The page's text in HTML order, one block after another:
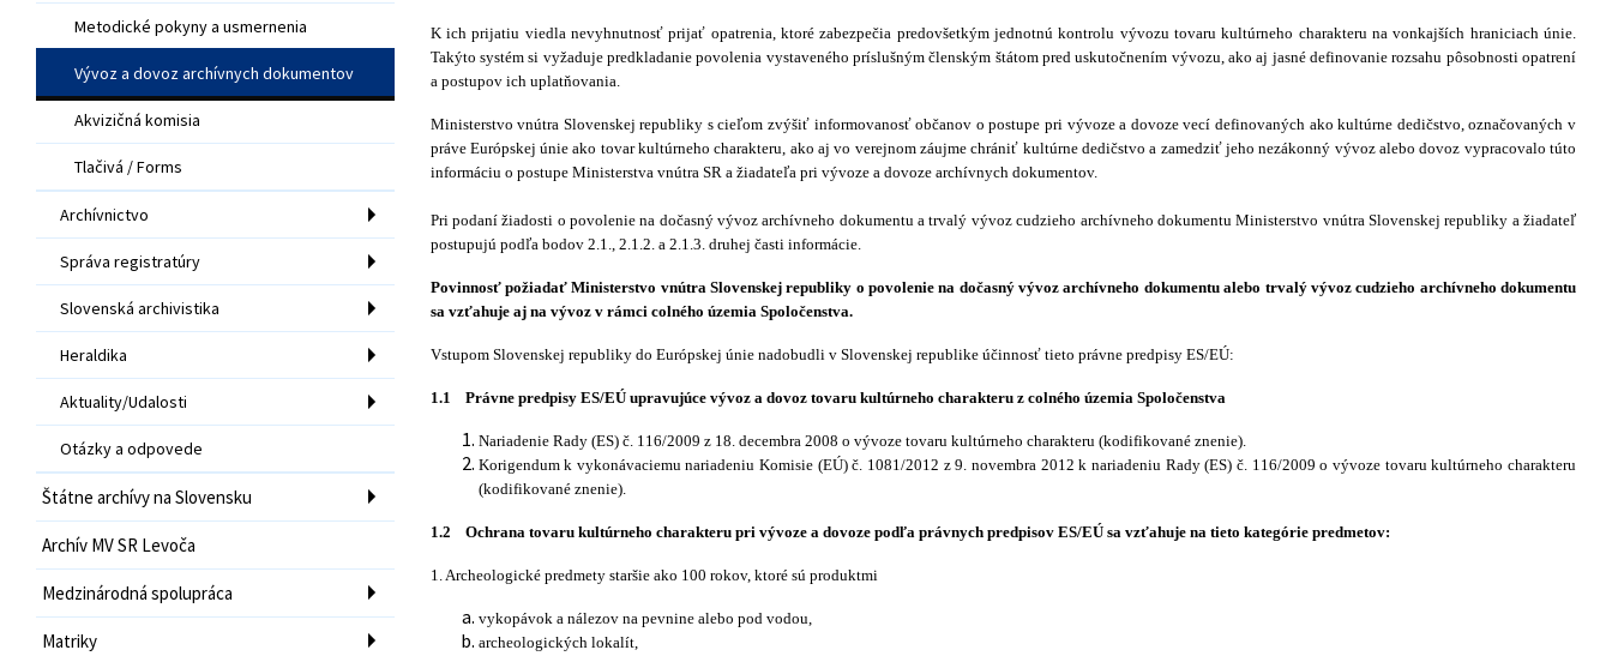
Metodické pokyny a usmernenia
Vývoz a dovoz archívnych dokumentov
Akvizičná komisia
Tlačivá / Forms
Archívnictvo
Správa registratúry
Slovenská archivistika
Heraldika
Aktuality/Udalosti
Otázky a odpovede
Štátne archívy na Slovensku
Archív MV SR Levoča
Medzinárodná spolupráca
Matriky
K ich prijatiu viedla nevyhnutnosť prijať opatrenia, ktoré zabezpečia predovšetkým jednotnú kontrolu vývozu tovaru kultúrneho charakteru na vonkajších hraniciach únie.
Takýto systém si vyžaduje predkladanie povolenia vystaveného príslušným členským štátom pred uskutočnením vývozu, ako aj jasné definovanie rozsahu pôsobnosti opatrení
a postupov ich uplatňovania.
Ministerstvo vnútra Slovenskej republiky s cieľom zvýšiť informovanosť občanov o postupe pri vývoze a dovoze vecí definovaných ako kultúrne dedičstvo, označovaných v
práve Európskej únie ako tovar kultúrneho charakteru, ako aj vo verejnom záujme chrániť kultúrne dedičstvo a zamedziť jeho nezákonný vývoz alebo dovoz vypracovalo túto
informáciu o postupe Ministerstva vnútra SR a žiadateľa pri vývoze a dovoze archívnych dokumentov.
Pri podaní žiadosti o povolenie na dočasný vývoz archívneho dokumentu a trvalý vývoz cudzieho archívneho dokumentu Ministerstvo vnútra Slovenskej republiky a žiadateľ
postupujú podľa bodov 2.1., 2.1.2. a 2.1.3. druhej časti informácie.
Povinnosť požiadať Ministerstvo vnútra Slovenskej republiky o povolenie na dočasný vývoz archívneho dokumentu alebo trvalý vývoz cudzieho archívneho dokumentu
sa vzťahuje aj na vývoz v rámci colného územia Spoločenstva.
Vstupom Slovenskej republiky do Európskej únie nadobudli v Slovenskej republike účinnosť tieto právne predpisy ES/EÚ:
1.1 Právne predpisy ES/EÚ upravujúce vývoz a dovoz tovaru kultúrneho charakteru z colného územia Spoločenstva
Nariadenie Rady (ES) č. 116/2009 z 18. decembra 2008 o vývoze tovaru kultúrneho charakteru (kodifikované znenie).
Korigendum k vykonávaciemu nariadeniu Komisie (EÚ) č. 1081/2012 z 9. novembra 2012 k nariadeniu Rady (ES) č. 116/2009 o vývoze tovaru kultúrneho charakteru
(kodifikované znenie).
1.2 Ochrana tovaru kultúrneho charakteru pri vývoze a dovoze podľa právnych predpisov ES/EÚ sa vzťahuje na tieto kategórie predmetov:
1. Archeologické predmety staršie ako 100 rokov, ktoré sú produktmi
vykopávok a nálezov na pevnine alebo pod vodou,
archeologických lokalít,